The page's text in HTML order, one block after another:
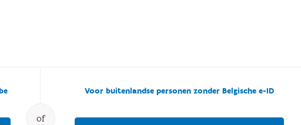
of
Voor buitenlandse personen zonder Belgische e-ID